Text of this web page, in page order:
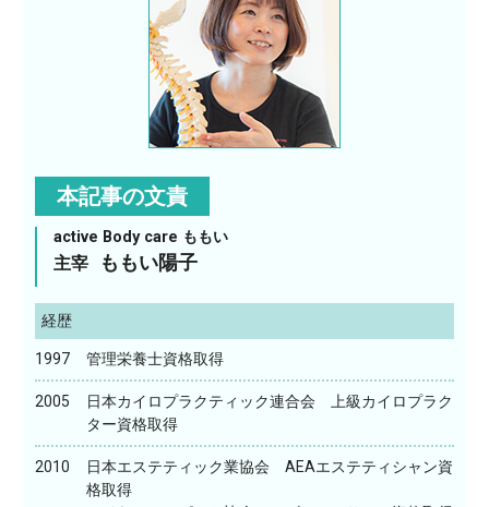
本記事の文責
active Body care ももい
主宰 ももい陽子
経歴
1997 管理栄養士資格取得
2005
日本カイロプラクティック連合会 上級カイロプラク
ター資格取得
2010
日本エステティック業協会 AEAエステティシャン資
格取得